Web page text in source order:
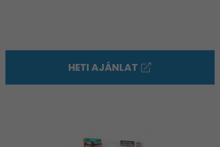
HETI AJÁNLAT